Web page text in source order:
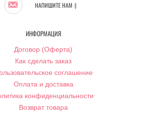
НАПИШИТЕ НАМ :)
ИНФОРМАЦИЯ
Договор (Оферта)
Как сделать заказ
соглашение
Оплата и доставка
конфиденциальности
Возврат товара